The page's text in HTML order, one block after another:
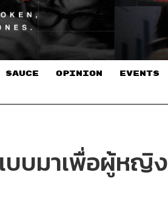
OPINION EVENTS
แบบมาเพื่อผู้หญิง